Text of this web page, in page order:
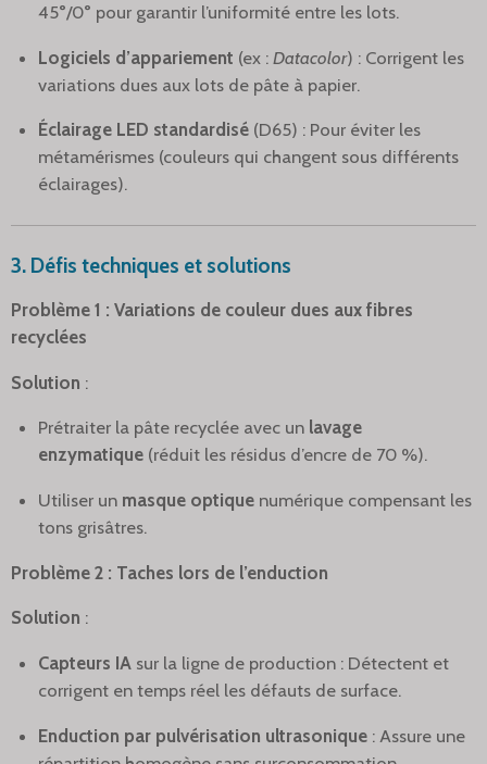
45°/0° pour garantir l’uniformité entre les lots.
Logiciels d’appariement (ex : Datacolor) : Corrigent les
variations dues aux lots de pâte à papier.
Éclairage LED standardisé (D65) : Pour éviter les
métamérismes (couleurs qui changent sous différents
éclairages).
3. Défis techniques et solutions
Problème 1 : Variations de couleur dues aux fibres
recyclées
Solution :
Prétraiter la pâte recyclée avec un lavage
enzymatique (réduit les résidus d’encre de 70 %).
Utiliser un masque optique numérique compensant les
tons grisâtres.
Problème 2 : Taches lors de l’enduction
Solution :
Capteurs IA sur la ligne de production : Détectent et
corrigent en temps réel les défauts de surface.
Enduction par pulvérisation ultrasonique : Assure une